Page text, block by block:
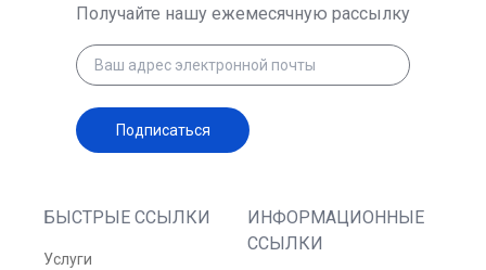
БЫСТРЫЕ ССЫЛКИ
Услуги
ИНФОРМАЦИОННЫЕ
ССЫЛКИ
Получайте нашу ежемесячную рассылку
Подписаться